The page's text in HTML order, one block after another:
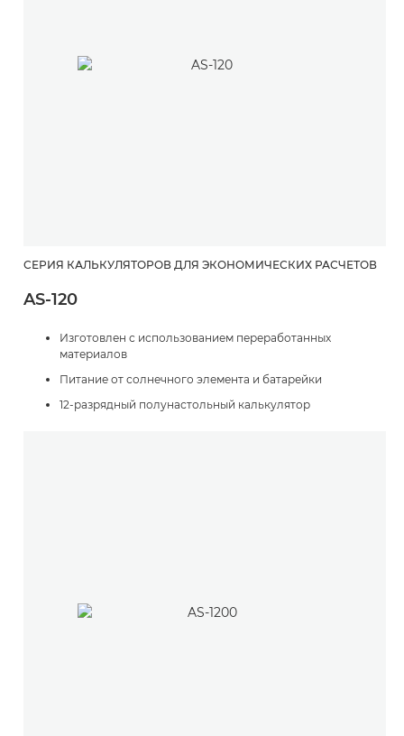
СЕРИЯ КАЛЬКУЛЯТОРОВ ДЛЯ ЭКОНОМИЧЕСКИХ РАСЧЕТОВ
AS-120
Изготовлен с использованием переработанных
материалов
Питание от солнечного элемента и батарейки
12-разрядный полунастольный калькулятор